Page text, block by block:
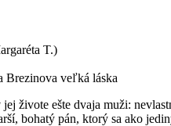
T.)
Brezinova veľká láska
živote ešte dvaja muži:
bohatý pán, ktorý sa ako